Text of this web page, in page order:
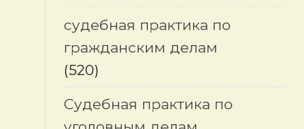
судебная практика по
гражданским делам
(520)
Судебная практика по